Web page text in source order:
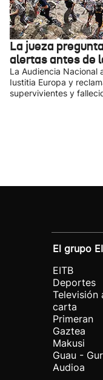
La jueza
alertas antes de
La Audiencia Nacional
Iustitia Europa y
supervivientes y
El grupo
EITB
Deportes
Televisión
carta
Primeran
Gaztea
Makusi
Guau -
Audioa